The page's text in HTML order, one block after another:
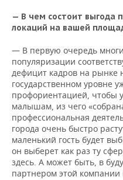
— В чем состоит выгода
локаций на вашей
— В первую очередь
популяризации
дефицит кадров на рынке
государственном уровне
профориентацией, чтобы
малышам, из чего
профессиональная
города очень быстро
маленький гость будет
он выберет как раз ту
здесь. А может быть, в
партнером этой компании